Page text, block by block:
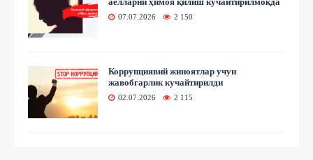
07.07.2026 2 150
Коррупциявий жиноятлар учун
жавобгарлик кучайтирилди
02.07.2026 2 115